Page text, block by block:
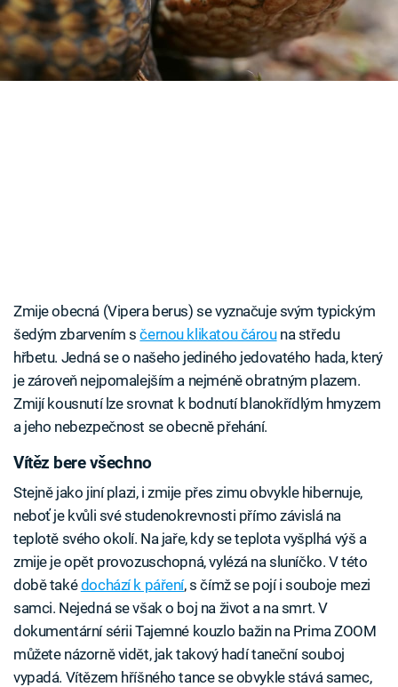
Časopis
Sledujte prima+
Zmije obecná (Vipera berus) se vyznačuje svým typickým
šedým zbarvením sčernou klikatou čárouna středu
hřbetu. Jedná se o našeho jediného jedovatého hada, který
je zároveň nejpomalejším a nejméně obratným plazem.
Zmijí kousnutí lze srovnat k bodnutí blanokřídlým hmyzem
a jeho nebezpečnost se obecně přehání.
Vítěz bere všechno
Stejně jako jiní plazi, i zmije přes zimu obvykle hibernuje,
neboť je kvůli své studenokrevnosti přímo závislá na
teplotě svého okolí. Na jaře, kdy se teplota vyšplhá výš a
zmije je opět provozuschopná, vylézá na sluníčko. V této
době takédochází k páření, s čímž se pojí i souboje mezi
samci. Nejedná se však o boj na život a na smrt. V
dokumentární sérii Tajemné kouzlo bažin na Prima ZOOM
můžete názorně vidět, jak takový hadí taneční souboj
vypadá. Vítězem hříšného tance se obvykle stává samec,